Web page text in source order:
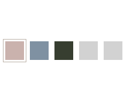
Rose